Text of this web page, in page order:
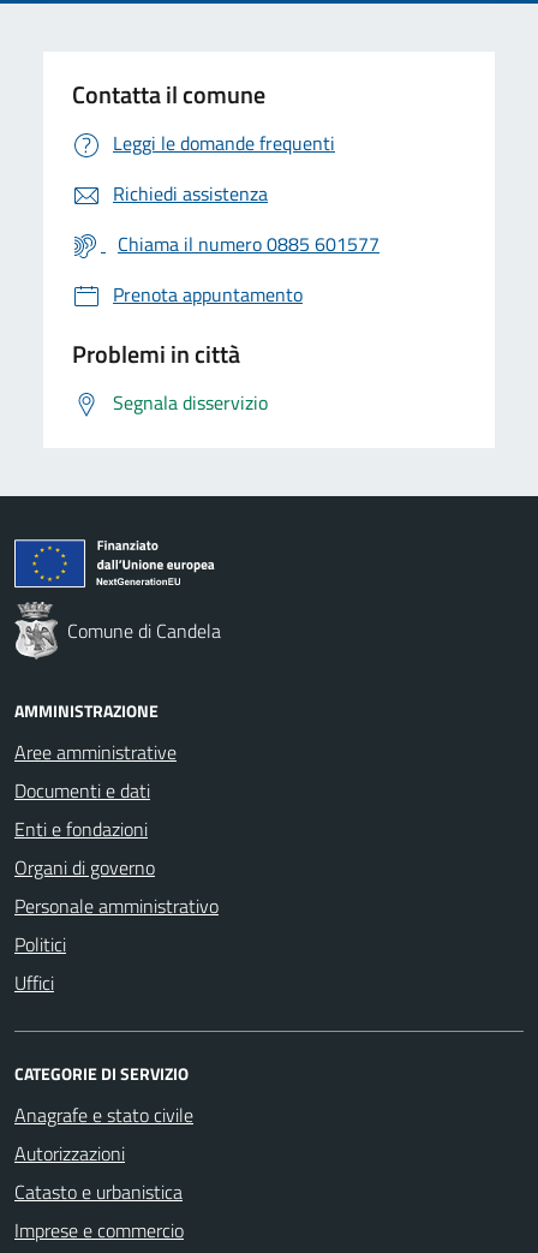
Contatta il comune
Leggi le domande frequenti
Richiedi assistenza
Chiama il numero 0885 601577
Prenota appuntamento
Problemi in città
Segnala disservizio
Comune di Candela
AMMINISTRAZIONE
Aree amministrative
Documenti e dati
Enti e fondazioni
Organi di governo
Personale amministrativo
Politici
Uffici
CATEGORIE DI SERVIZIO
Anagrafe e stato civile
Autorizzazioni
Catasto e urbanistica
Imprese e commercio